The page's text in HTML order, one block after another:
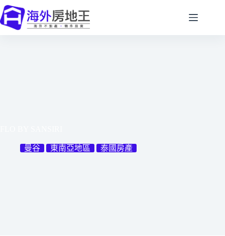
跳
至
曼谷 東南亞地區 泰國房產